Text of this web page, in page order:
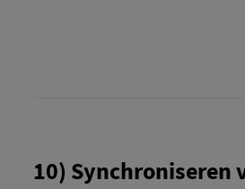
10) Synchroniseren